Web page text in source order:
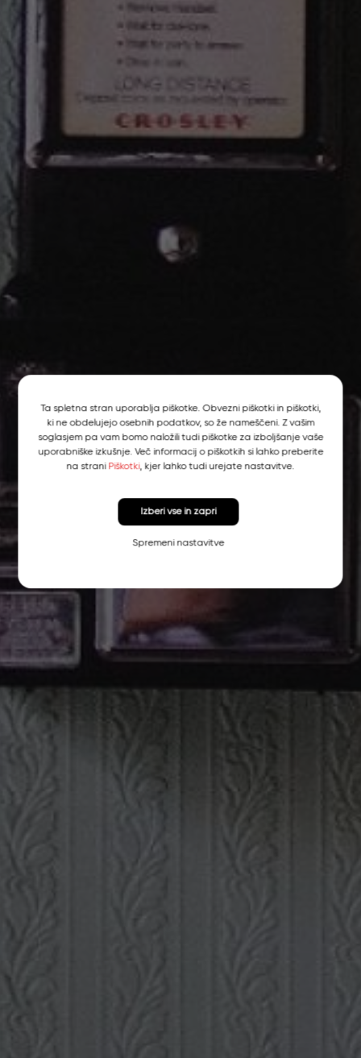
Ta spletna stran uporablja piškotke. Obvezni piškotki in piškotki,
ki ne obdelujejo osebnih podatkov, so že nameščeni. Z vašim
soglasjem pa vam bomo naložili tudi piškotke za izboljšanje vaše
uporabniške izkušnje. Več informacij o piškotkih si lahko preberite
na strani Piškotki, kjer lahko tudi urejate nastavitve.
Spremeni nastavitve
Izberi vse in zapri